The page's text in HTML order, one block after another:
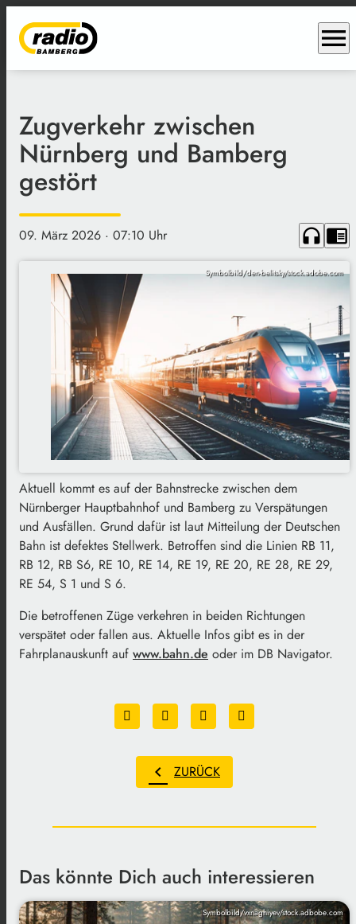
menu
Zugverkehr zwischen
Nürnberg und Bamberg
gestört
09. März 2026 · 07:10 Uhr headphones chrome_reader_mode
Symbolbild/den-belitsky/stock.adobe.com
Aktuell kommt es auf der Bahnstrecke zwischen dem
Nürnberger Hauptbahnhof und Bamberg zu Verspätungen
und Ausfällen. Grund dafür ist laut Mitteilung der Deutschen
Bahn ist defektes Stellwerk. Betroffen sind die Linien RB 11,
RB 12, RB S6, RE 10, RE 14, RE 19, RE 20, RE 28, RE 29,
RE 54, S 1 und S 6.
Die betroffenen Züge verkehren in beiden Richtungen
verspätet oder fallen aus. Aktuelle Infos gibt es in der
Fahrplanauskunft auf www.bahn.de oder im DB Navigator.
chevron_left ZURÜCK
Das könnte Dich auch interessieren
Symbolbild/vxnaghiyev/stock.adbobe.com